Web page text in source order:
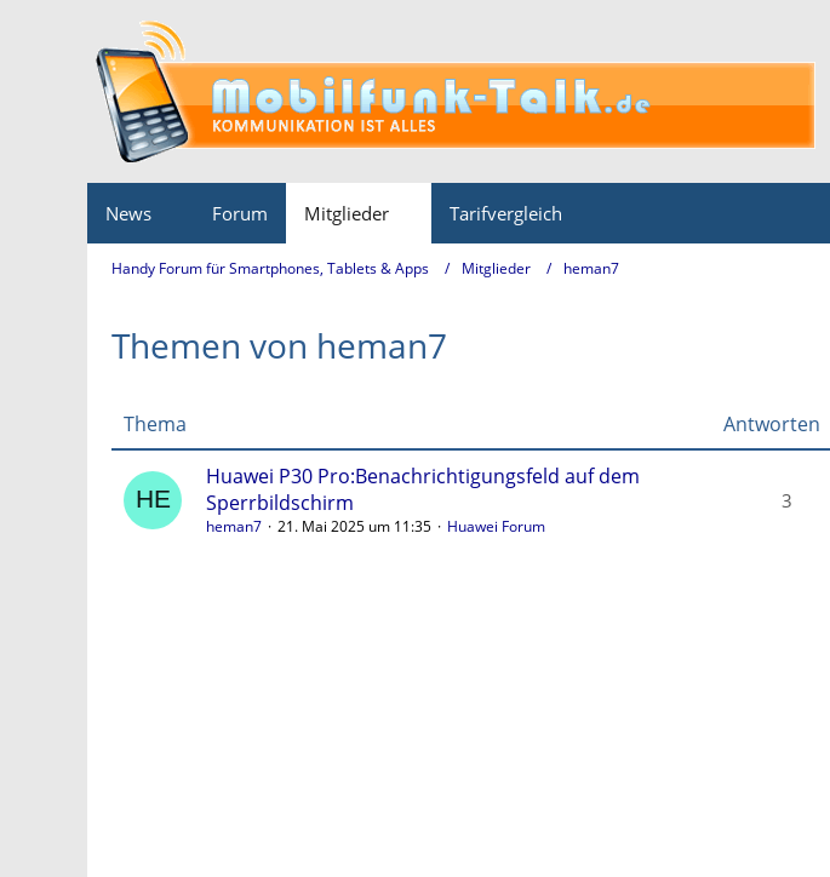
News Forum Mitglieder Tarifvergleich
Handy Forum für Smartphones, Tablets & Apps Mitglieder heman7
Themen von heman7
Thema Antworten
Huawei P30 Pro:Benachrichtigungsfeld auf dem
Sperrbildschirm
heman7 21. Mai 2025 um 11:35 Huawei Forum
3